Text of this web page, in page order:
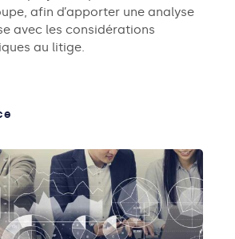
afin d’apporter une analyse
avec les considérations
au litige.